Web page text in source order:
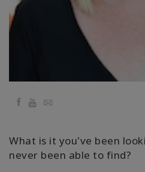
İLETIŞIM
Facebook
YouTube
Email
What is it you've been
never been able to find?